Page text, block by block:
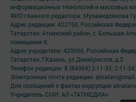
информационных технологий и массовых
ФИО главного редактора: Мухамедзянова
Адрес редакции: 422750, Российская
Татарстан, Атнинский район, с. Большая
помещение 4.
Адрес учредителя: 420066, Российская
Татарстан, Г.Казань, ул.Декабристов, д.2
Телефон редакции: 8 (84369) 2-11-33; 2-11-34;
Электронная почта редакции:
Для сообщений о фактах коррупции
Учредитель СМИ: АО «ТАТМЕДИА»